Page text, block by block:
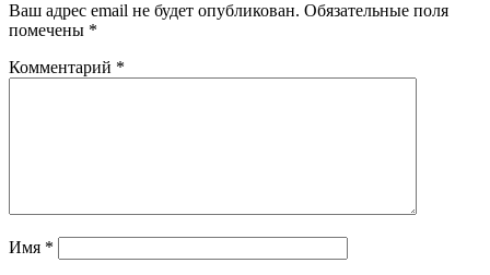
Ваш адрес email не будет опубликован. Обязательные поля
помечены *
Комментарий *
Имя *